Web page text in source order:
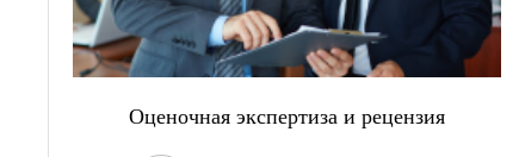
Оценочная экспертиза и рецензия